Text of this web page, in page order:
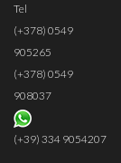
Tel
(+378) 0549
905265
(+378) 0549
908037
(+39) 334 9054207